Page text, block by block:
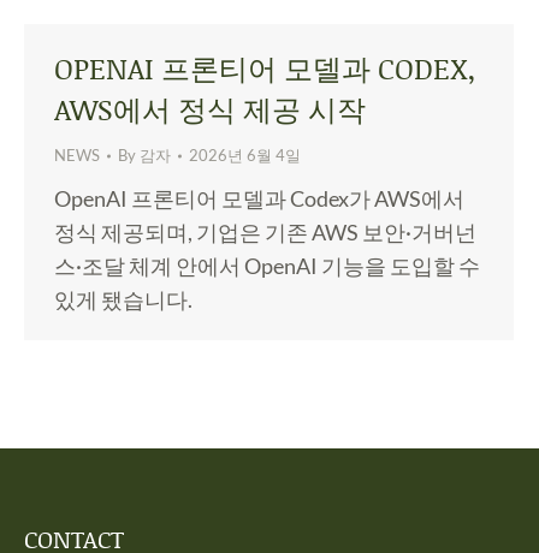
OPENAI 프론티어 모델과 CODEX,
AWS에서 정식 제공 시작
NEWS By 감자 2026년 6월 4일
OpenAI 프론티어 모델과 Codex가 AWS에서
정식 제공되며, 기업은 기존 AWS 보안·거버넌
스·조달 체계 안에서 OpenAI 기능을 도입할 수
있게 됐습니다.
CONTACT